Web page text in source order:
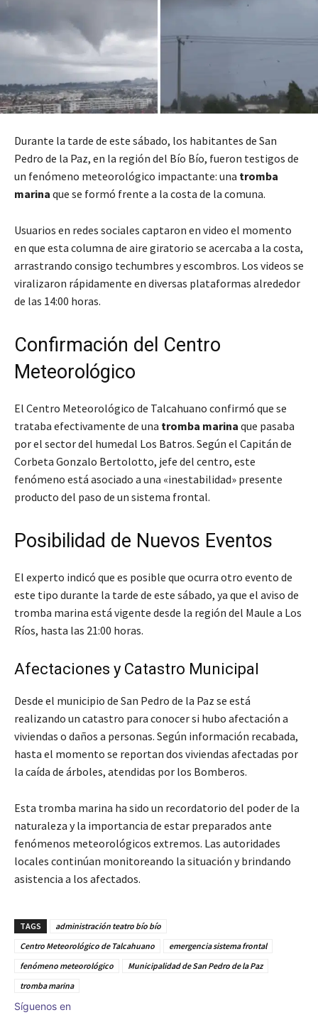
Durante la tarde de este sábado, los habitantes de San
Pedro de la Paz, en la región del Bío Bío, fueron testigos de
un fenómeno meteorológico impactante: una tromba
marina que se formó frente a la costa de la comuna.
Usuarios en redes sociales captaron en video el momento
en que esta columna de aire giratorio se acercaba a la costa,
arrastrando consigo techumbres y escombros. Los videos se
viralizaron rápidamente en diversas plataformas alrededor
de las 14:00 horas.
Confirmación del Centro
Meteorológico
El Centro Meteorológico de Talcahuano confirmó que se
trataba efectivamente de una tromba marina que pasaba
por el sector del humedal Los Batros. Según el Capitán de
Corbeta Gonzalo Bertolotto, jefe del centro, este
fenómeno está asociado a una «inestabilidad» presente
producto del paso de un sistema frontal.
Posibilidad de Nuevos Eventos
El experto indicó que es posible que ocurra otro evento de
este tipo durante la tarde de este sábado, ya que el aviso de
tromba marina está vigente desde la región del Maule a Los
Ríos, hasta las 21:00 horas.
Afectaciones y Catastro Municipal
Desde el municipio de San Pedro de la Paz se está
realizando un catastro para conocer si hubo afectación a
viviendas o daños a personas. Según información recabada,
hasta el momento se reportan dos viviendas afectadas por
la caída de árboles, atendidas por los Bomberos.
Esta tromba marina ha sido un recordatorio del poder de la
naturaleza y la importancia de estar preparados ante
fenómenos meteorológicos extremos. Las autoridades
locales continúan monitoreando la situación y brindando
asistencia a los afectados.
TAGS
administración teatro bío bío
Centro Meteorológico de Talcahuano
emergencia sistema frontal
fenómeno meteorológico
Municipalidad de San Pedro de la Paz
tromba marina
Síguenos en